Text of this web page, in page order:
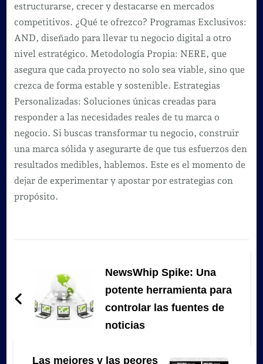
estructurarse, crecer y destacarse en mercados
competitivos. ¿Qué te ofrezco? Programas Exclusivos:
AND, diseñado para llevar tu negocio digital a otro
nivel estratégico. Metodología Propia: NERE, que
asegura que cada proyecto no solo sea viable, sino que
crezca de forma estable y sostenible. Estrategias
Personalizadas: Soluciones únicas creadas para
responder a las necesidades reales de tu marca o
negocio. Si buscas transformar tu negocio, construir
una marca sólida y asegurarte de que tus esfuerzos den
resultados medibles, hablemos. Este es el momento de
dejar de experimentar y apostar por estrategias con
propósito.
entradas
NewsWhip Spike: Una
potente herramienta para
controlar las fuentes de
noticias
Las mejores y las peores